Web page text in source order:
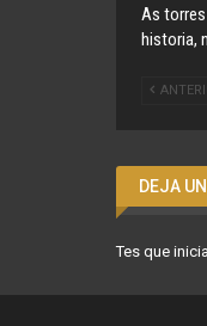
As
historia,
DEJA
Tes que